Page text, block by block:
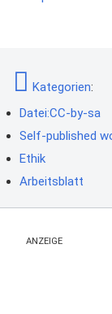
Kategorien:
Datei:CC-by-sa
Self-published
Ethik
Arbeitsblatt
ANZEIGE